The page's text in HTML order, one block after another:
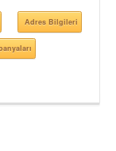
Adres Bilgileri